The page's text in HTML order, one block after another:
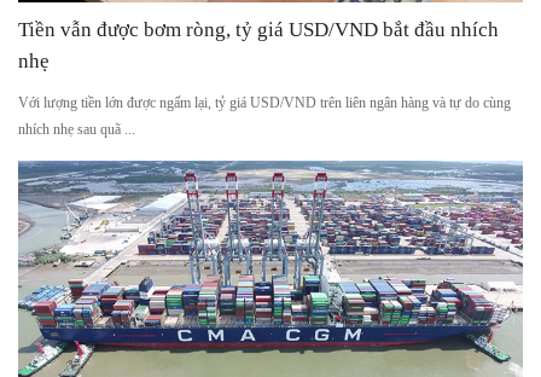
Tiền vẫn được bơm ròng, tỷ giá USD/VND bắt đầu nhích
nhẹ
Với lượng tiền lớn được ngấm lại, tỷ giá USD/VND trên liên ngân hàng và tự do cùng
nhích nhẹ sau quã ...